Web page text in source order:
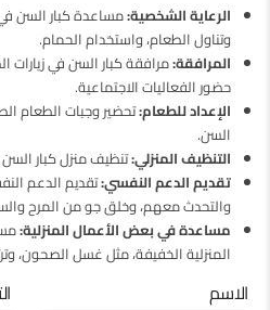
الرعاية الشخصية:مساعدة كبار السن في
وتناول الطعام، واستخدام الحمام.
المرافقة:مرافقة كبار السن في زيارات
حضور الفعاليات الاجتماعية.
الإعداد للطعام:تحضير وجبات الطعام
السن.
التنظيف المنزلي:تنظيف منزل كبار
تقديم الدعم النفسي:تقديم الدعم
والتحدث معهم، وخلق جو من المرح
مساعدة في بعض الأعمال المنزلية:
المنزلية الخفيفة، مثل غسل الصحون،
الاسم